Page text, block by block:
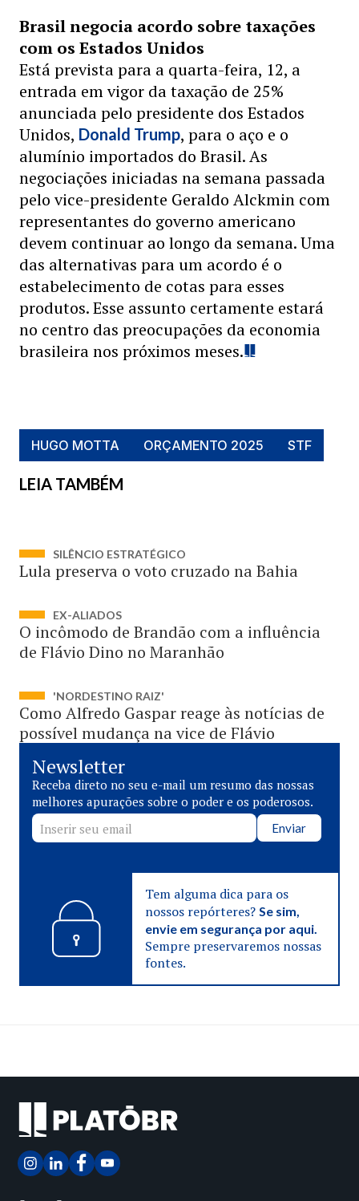
Brasil negocia acordo sobre taxações
com os Estados Unidos
Está prevista para a quarta-feira, 12, a
entrada em vigor da taxação de 25%
anunciada pelo presidente dos Estados
Unidos, Donald Trump, para o aço e o
alumínio importados do Brasil. As
negociações iniciadas na semana passada
pelo vice-presidente Geraldo Alckmin com
representantes do governo americano
devem continuar ao longo da semana. Uma
das alternativas para um acordo é o
estabelecimento de cotas para esses
produtos. Esse assunto certamente estará
no centro das preocupações da economia
brasileira nos próximos meses.
HUGO MOTTA ORÇAMENTO 2025 STF
LEIA TAMBÉM
SILÊNCIO ESTRATÉGICO
Lula preserva o voto cruzado na Bahia
EX-ALIADOS
O incômodo de Brandão com a influência
de Flávio Dino no Maranhão
'NORDESTINO RAIZ'
Como Alfredo Gaspar reage às notícias de
possível mudança na vice de Flávio
Newsletter
Receba direto no seu e-mail um resumo das nossas
melhores apurações sobre o poder e os poderosos.
Enviar
Tem alguma dica para os
nossos repórteres? Se sim,
envie em segurança por aqui.
Sempre preservaremos nossas
fontes.